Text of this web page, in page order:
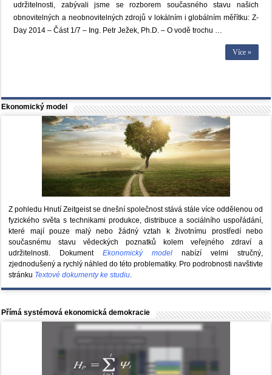
udržitelnosti, zabývali jsme se rozborem současného stavu našich
obnovitelných a neobnovitelných zdrojů v lokálním i globálním měřítku: Z-
Day 2014 – Část 1/7 – Ing. Petr Ježek, Ph.D. – O vodě trochu …
Více »
Ekonomický model
Z pohledu Hnutí Zeitgeist se dnešní společnost stává stále více oddělenou od
fyzického světa s technikami produkce, distribuce a sociálního uspořádání,
které mají pouze malý nebo žádný vztah k životnímu prostředí nebo
současnému stavu vědeckých poznatků kolem veřejného zdraví a
udržitelnosti. DokumentEkonomický model nabízí velmi stručný,
zjednodušený a rychlý náhled do této problematiky. Pro podrobnosti navštivte
stránku Textové dokumenty ke studiu.
Přímá systémová ekonomická demokracie